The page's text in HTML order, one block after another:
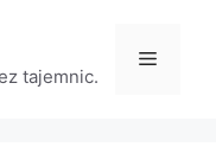
tajemnic.
Menu